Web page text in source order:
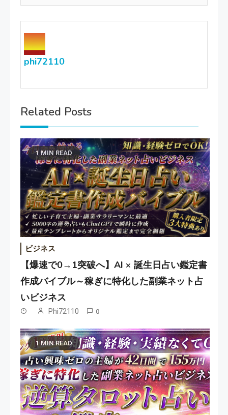
phi72110
Related Posts
1 MIN READ
ビジネス
【爆速で0→1突破へ】AI × 誕生日占い鑑定書
作成バイブル～稼ぎに特化した副業ネット占
いビジネス
Phi72110 0
1 MIN READ